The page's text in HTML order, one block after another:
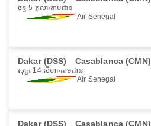
ចន្ទ 5 តុលា តាមដាន
Air Senegal
Dakar (DSS) Casablanca (CMN)
សុក្រ 14 សីហា តាមដាន
Air Senegal
Dakar (DSS) Casablanca (CMN)